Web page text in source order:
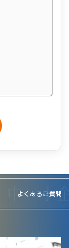
よくあるご質問